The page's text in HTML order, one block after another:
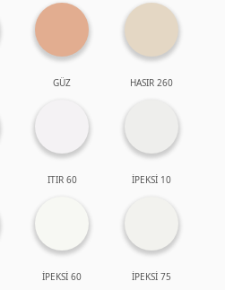
GÜZ HASIR 260
ITIR 60 İPEKSİ 10
İPEKSİ 60 İPEKSİ 75